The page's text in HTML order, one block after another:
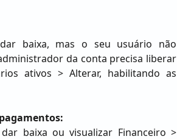
baixa, mas o seu usuário não
da conta precisa liberar
ativos > Alterar, habilitando as
baixa ou visualizar Financeiro >